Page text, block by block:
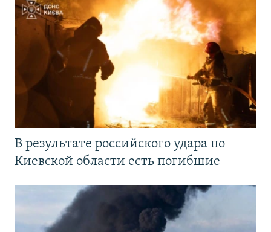
В результате российского удара по
Киевской области есть погибшие